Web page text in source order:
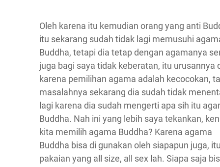
Oleh karena itu kemudian orang yang anti
itu sekarang sudah tidak lagi memusuhi
Buddha, tetapi dia tetap dengan agamanya
juga bagi saya tidak keberatan, itu urusannya
karena pemilihan agama adalah kecocokan,
masalahnya sekarang dia sudah tidak
lagi karena dia sudah mengerti apa sih itu
Buddha. Nah ini yang lebih saya tekankan,
kita memilih agama Buddha? Karena agama
Buddha bisa di gunakan oleh siapapun juga,
pakaian yang all size, all sex lah. Siapa saja